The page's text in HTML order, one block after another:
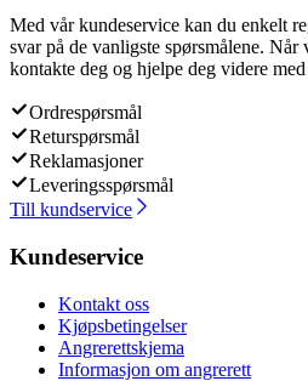
Med vår kundeservice kan du enkelt
svar på de vanligste spørsmålene.
kontakte deg og hjelpe deg videre
Ordrespørsmål
Returspørsmål
Reklamasjoner
Leveringsspørsmål
Till kundservice
Kundeservice
Kontakt oss
Kjøpsbetingelser
Angrerettskjema
Informasjon om angrerett